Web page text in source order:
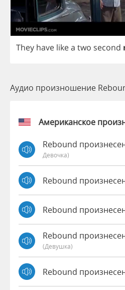
They have likea two second
Аудио произношение
Американское
Rebound
Девочка)
Rebound
Rebound
Rebound
(девушка)
Rebound